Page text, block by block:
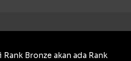
Bronze akan ada Rank